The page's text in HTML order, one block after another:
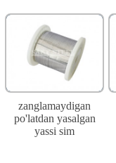
zanglamaydigan
po'latdan yasalgan
yassi sim